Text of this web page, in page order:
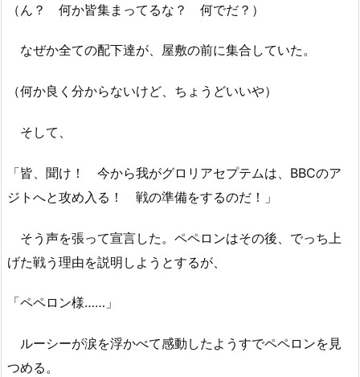
（ん？ 何か皆集まってるな？ 何でだ？）
なぜか全ての配下達が、屋敷の前に集合していた。
（何か良く分からないけど、ちょうどいいや）
そして、
「皆、聞け！ 今から我がグロリアセプテムは、BBCのア
ジトへと攻め入る！ 戦の準備をするのだ！」
そう声を張って宣言した。ペペロンはその後、でっち上
げた戦う理由を説明しようとするが、
「ペペロン様……」
ルーシーが涙を浮かべて感動したようすでペペロンを見
つめる。